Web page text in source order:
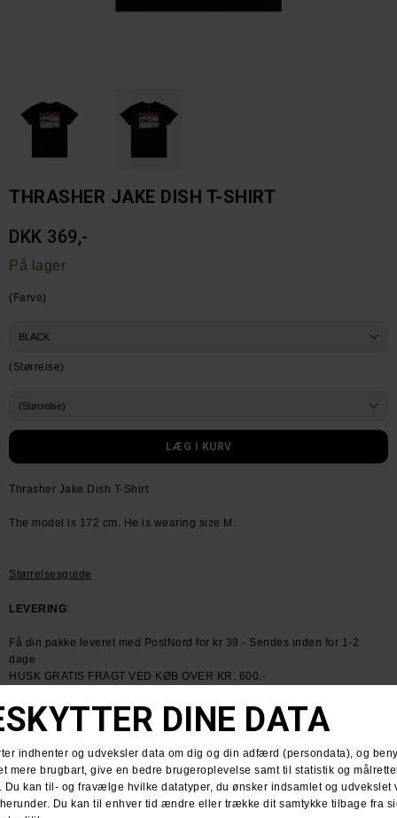
THRASHER JAKE DISH T-SHIRT
DKK 369,-
På lager
(Farve)
(Størrelse)
Thrasher Jake Dish T-Shirt
The model is 172 cm. He is wearing size M.
Størrelsesguide
LEVERING:
Få din pakke leveret med PostNord for kr 39.- Sendes inden for 1-2
dage
HUSK GRATIS FRAGT VED KØB OVER KR. 600.-
RETURNERING:
Du kan vælge at få dine penge retur eller vi bytter til en anden vare.
For mere information
Spørg om varen Tip en ven